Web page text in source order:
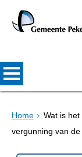
Home
Wat is
vergunning van